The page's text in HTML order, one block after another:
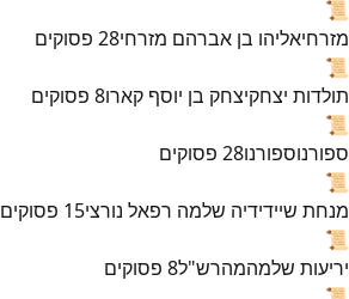
📜
מזרחיאליהו בן אברהם מזרחי28 פסוקים
📜
תולדות יצחקיצחק בן יוסף קארו8 פסוקים
📜
ספורנוספורנו28 פסוקים
📜
מנחת שיידידיה שלמה רפאל נורצי15 פסוקים
📜
יריעות שלמהמהרש"ל8 פסוקים